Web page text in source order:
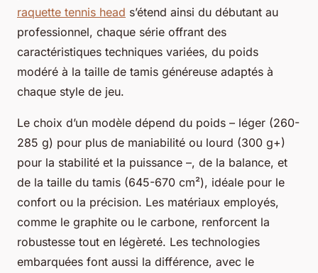
raquette tennis head s’étend ainsi du débutant au
professionnel, chaque série offrant des
caractéristiques techniques variées, du poids
modéré à la taille de tamis généreuse adaptés à
chaque style de jeu.
Le choix d’un modèle dépend du poids – léger (260-
285 g) pour plus de maniabilité ou lourd (300 g+)
pour la stabilité et la puissance –, de la balance, et
de la taille du tamis (645-670 cm²), idéale pour le
confort ou la précision. Les matériaux employés,
comme le graphite ou le carbone, renforcent la
robustesse tout en légèreté. Les technologies
embarquées font aussi la différence, avec le